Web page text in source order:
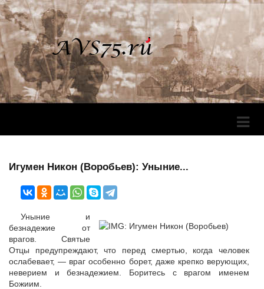
Игумен Никон (Воробьев): Уныние...
Уныние и
безнадежие от
врагов. Святые
Отцы предупреждают, что перед смертью, когда человек
ослабевает, — враг особенно борет, даже крепко верующих,
неверием и безнадежием. Боритесь с врагом именем
Божиим.